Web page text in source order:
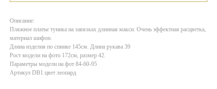
Описание:
Пляжное платье туника на завязках длинная макси. Очень эффектная расцветка,
материал шифон.
Длина изделия по спинке 145см. Длина рукава 39
Рост модели на фото 172см, размер 42.
Параметры модели на фот 84-60-95
Артикул DB1 цвет леопард